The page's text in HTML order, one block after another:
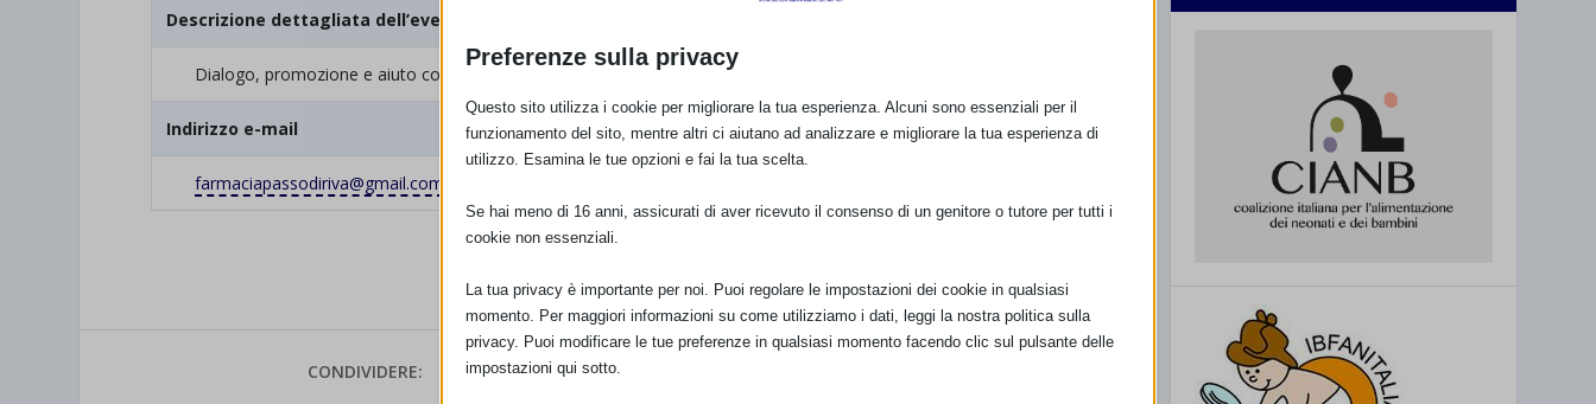
Descrizione dettagliata dell’evento
Dialogo, promozione e aiuto costante alle mamme e ai loro bebè
Indirizzo e-mail
farmaciapassodiriva@gmail.com
CONDIVIDERE:
Preferenze sulla privacy
Questo sito utilizza i cookie per migliorare la tua esperienza. Alcuni sono essenziali per il
funzionamento del sito, mentre altri ci aiutano ad analizzare e migliorare la tua esperienza di
utilizzo. Esamina le tue opzioni e fai la tua scelta.
Se hai meno di 16 anni, assicurati di aver ricevuto il consenso di un genitore o tutore per tutti i
cookie non essenziali.
La tua privacy è importante per noi. Puoi regolare le impostazioni dei cookie in qualsiasi
momento. Per maggiori informazioni su come utilizziamo i dati, leggi la nostra politica sulla
privacy. Puoi modificare le tue preferenze in qualsiasi momento facendo clic sul pulsante delle
impostazioni qui sotto.